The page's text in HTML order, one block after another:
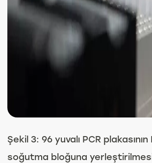
Şekil 3: 96 yuvalı PCR plakasının
soğutma bloğuna